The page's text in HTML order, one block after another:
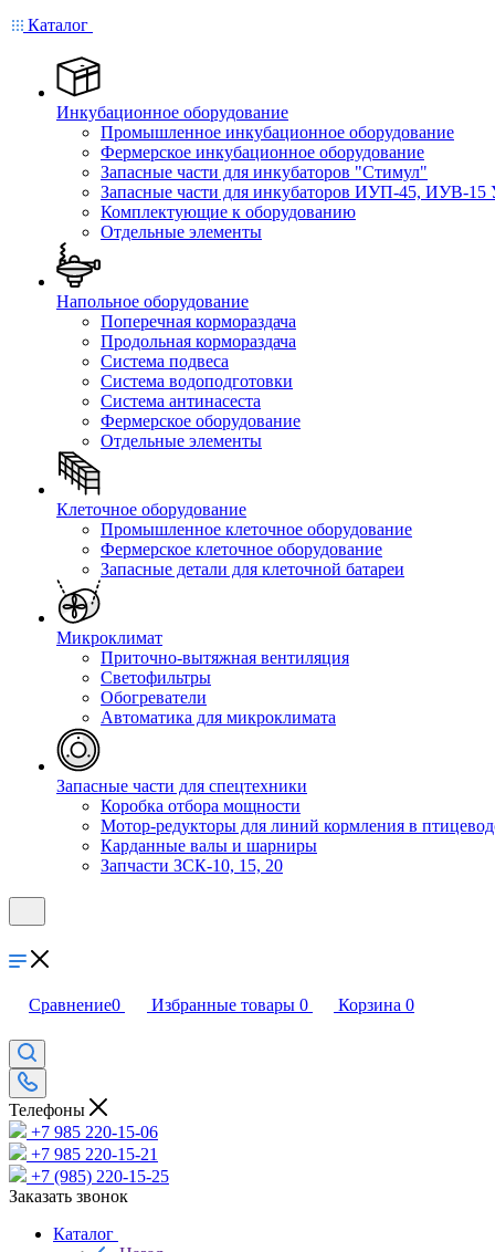
Каталог
Инкубационное оборудование
Промышленное инкубационное оборудование
Фермерское инкубационное оборудование
Запасные части для инкубаторов "Стимул"
Запасные части для инкубаторов ИУП-45, ИУВ-15
Комплектующие к оборудованию
Отдельные элементы
Напольное оборудование
Поперечная кормораздача
Продольная кормораздача
Система подвеса
Система водоподготовки
Система антинасеста
Фермерское оборудование
Отдельные элементы
Клеточное оборудование
Промышленное клеточное оборудование
Фермерское клеточное оборудование
Запасные детали для клеточной батареи
Микроклимат
Приточно-вытяжная вентиляция
Светофильтры
Обогреватели
Автоматика для микроклимата
Запасные части для спецтехники
Коробка отбора мощности
Мотор-редукторы для линий кормления в
Карданные валы и шарниры
Запчасти ЗСК-10, 15, 20
Сравнение0 Избранные товары 0 Корзина 0
Телефоны
+7 985 220-15-06
+7 985 220-15-21
+7 (985) 220-15-25
Заказать звонок
Каталог